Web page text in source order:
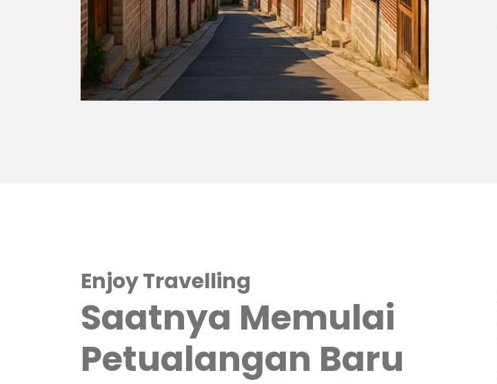
Enjoy Travelling
Saatnya Memulai
Petualangan Baru